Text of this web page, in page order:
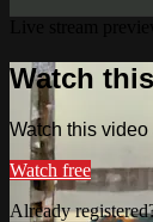
Watch
Watch this
Watch free
Already